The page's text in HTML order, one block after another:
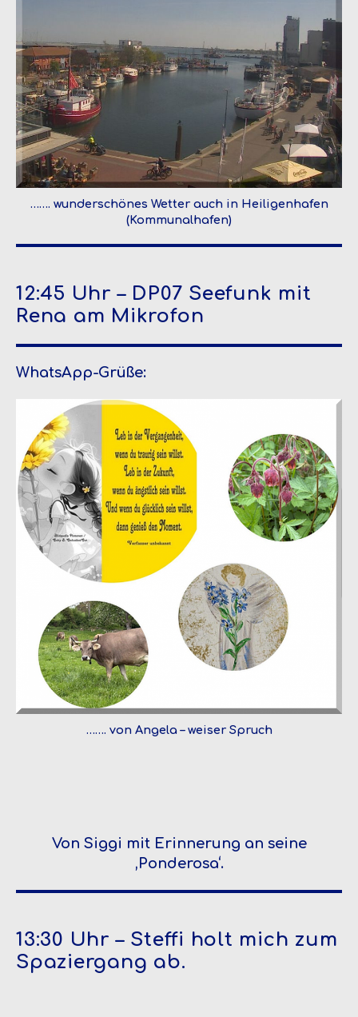
……. wunderschönes Wetter auch in Heiligenhafen
(Kommunalhafen)
12:45 Uhr – DP07 Seefunk mit
Rena am Mikrofon
WhatsApp-Grüße:
……. von Angela – weiser Spruch
Von Siggi mit Erinnerung an seine
‚Ponderosa‘.
13:30 Uhr – Steffi holt mich zum
Spaziergang ab.